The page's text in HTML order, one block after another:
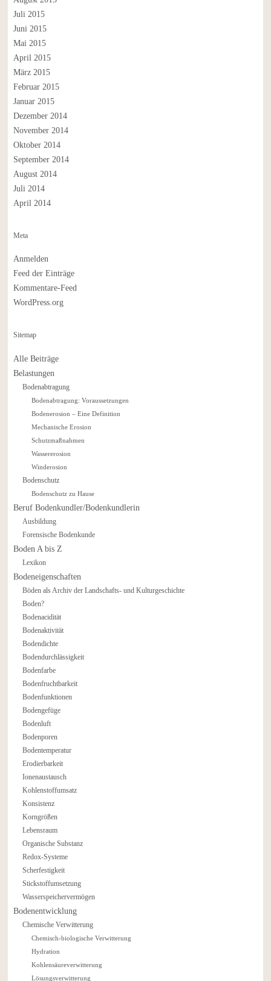
Juli 2015
Juni 2015
Mai 2015
April 2015
März 2015
Februar 2015
Januar 2015
Dezember 2014
November 2014
Oktober 2014
September 2014
August 2014
Juli 2014
April 2014
Meta
Anmelden
Feed der Einträge
Kommentare-Feed
WordPress.org
Sitemap
Alle Beiträge
Belastungen
Bodenabtragung
Bodenabtragung: Voraussetzungen
Bodenerosion – Eine Definition
Mechanische Erosion
Schutzmaßnahmen
Wassererosion
Winderosion
Bodenschutz
Bodenschutz zu Hause
Beruf Bodenkundler/Bodenkundlerin
Ausbildung
Forensische Bodenkunde
Boden A bis Z
Lexikon
Bodeneigenschaften
Böden als Archiv der Landschafts- und Kulturgeschichte
Boden?
Bodenacidität
Bodenaktivität
Bodendichte
Bodendurchlässigkeit
Bodenfarbe
Bodenfruchtbarkeit
Bodenfunktionen
Bodengefüge
Bodenluft
Bodenporen
Bodentemperatur
Erodierbarkeit
Ionenaustausch
Kohlenstoffumsatz
Konsistenz
Korngrößen
Lebensraum
Organische Substanz
Redox-Systeme
Scherfestigkeit
Stickstoffumsetzung
Wasserspeichervermögen
Bodenentwicklung
Chemische Verwitterung
Chemisch-biologische Verwitterung
Hydration
Kohlensäureverwitterung
Lösungsverwitterung